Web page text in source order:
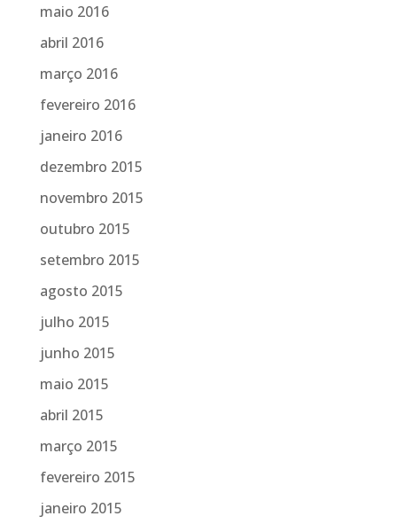
maio 2016
abril 2016
março 2016
fevereiro 2016
janeiro 2016
dezembro 2015
novembro 2015
outubro 2015
setembro 2015
agosto 2015
julho 2015
junho 2015
maio 2015
abril 2015
março 2015
fevereiro 2015
janeiro 2015